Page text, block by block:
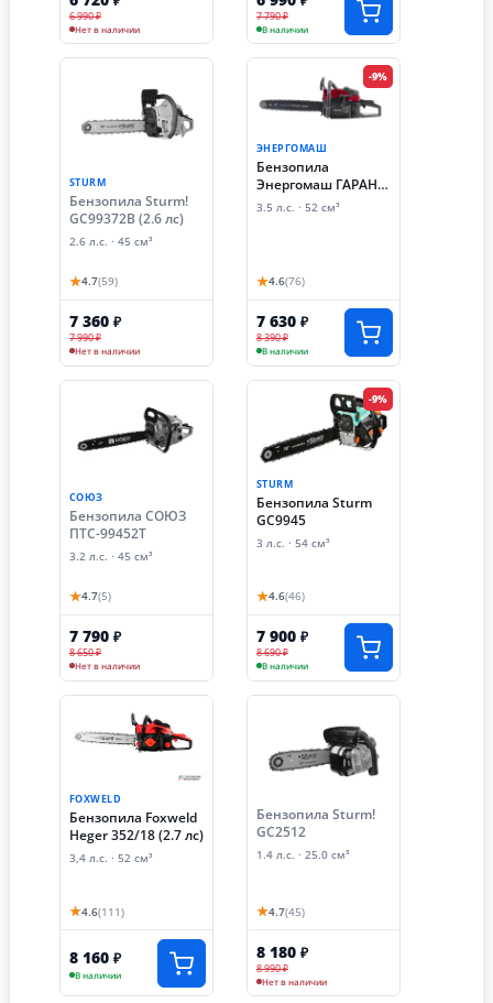
6 990 ₽
Нет в наличии
7 790 ₽
В наличии
STURM
Бензопила Sturm!
GC99372B (2.6 лс)
2.6 л.с. · 45 см³
★4.7(59)
7 360 ₽
7 990 ₽
Нет в наличии
-9%
ЭНЕРГОМАШ
Бензопила
Энергомаш ГАРАНТ
БП1-52
3.5 л.с. · 52 см³
★4.6(76)
7 630 ₽
8 390 ₽
В наличии
СОЮЗ
Бензопила СОЮЗ
ПТС-99452Т
3.2 л.с. · 45 см³
★4.7(5)
7 790 ₽
8 650 ₽
Нет в наличии
-9%
STURM
Бензопила Sturm
GC9945
3 л.с. · 54 см³
★4.6(46)
7 900 ₽
8 690 ₽
В наличии
FOXWELD
Бензопила Foxweld
Heger 352/18 (2.7 лс)
3,4 л.с. · 52 см³
★4.6(111)
8 160 ₽
В наличии
Бензопила Sturm!
GC2512
1.4 л.с. · 25.0 см³
★4.7(45)
8 180 ₽
8 990 ₽
Нет в наличии